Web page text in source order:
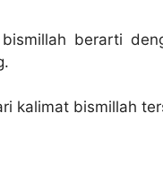
berarti
kalimat bismillah